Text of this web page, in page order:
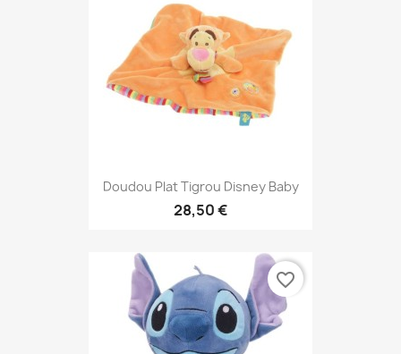
Doudou Plat Tigrou Disney Baby
28,50 €
favorite_border